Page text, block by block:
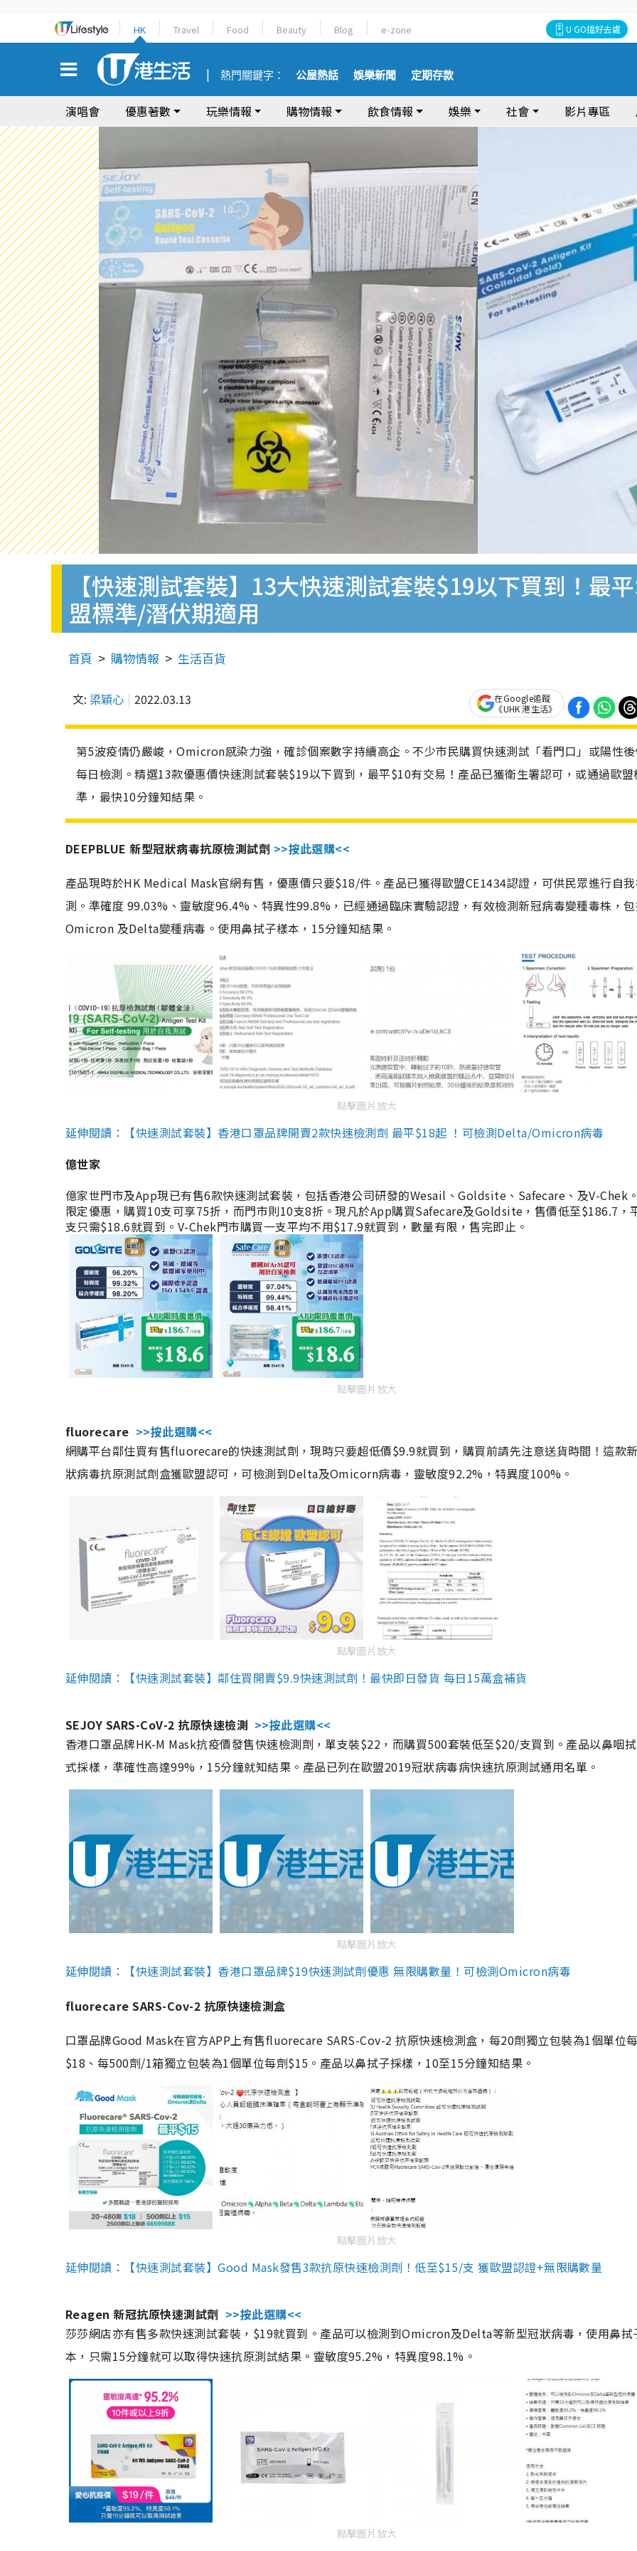
HK Travel Food Beauty Blog e-zone U GO搵好去處
熱門關鍵字： 公屋熱話 娛樂新聞 定期存款
演唱會 優惠著數 玩樂情報 購物情報 飲食情報 娛樂 社會 影片專區
【快速測試套裝】13大快速測試套裝$19以下買到！最
盟標準/潛伏期適用
首頁 購物情報 生活百貨
文: 梁穎心 2022.03.13
在Google追蹤
《UHK 港生活》
第5波疫情仍嚴峻，Omicron感染力強，確診個案數字持續高企。不少市民購買快速測試「看門口」或陽性
每日檢測。精選13款優惠價快速測試套裝$19以下買到，最平$10有交易！產品已獲衛生署認可，或通過歐盟
準，最快10分鐘知結果。
DEEPBLUE 新型冠狀病毒抗原檢測試劑 >>按此選購<<
產品現時於HK Medical Mask官網有售，優惠價只要$18/件。產品已獲得歐盟CE1434認證，可供民眾進行自
測。準確度 99.03%、靈敏度96.4%、特異性99.8%，已經通過臨床實驗認證，有效檢測新冠病毒變種毒株，
Omicron 及Delta變種病毒。使用鼻拭子樣本，15分鐘知結果。
點擊圖片放大
延伸閱讀：【快速測試套裝】香港口罩品牌開賣2款快速檢測劑 最平$18起 ！可檢測Delta/Omicron病毒
億世家
億家世門市及App現已有售6款快速測試套裝，包括香港公司研發的Wesail、Goldsite、Safecare、及V-Chek
限定優惠，購買10支可享75折，而門市則10支8折。現凡於App購買Safecare及Goldsite，售價低至$186.7，
支只需$18.6就買到。V-Chek門市購買一支平均不用$17.9就買到，數量有限，售完即止。
點擊圖片放大
fluorecare >>按此選購<<
網購平台鄰住買有售fluorecare的快速測試劑，現時只要超低價$9.9就買到，購買前請先注意送貨時間！這款
狀病毒抗原測試劑盒獲歐盟認可，可檢測到Delta及Omicorn病毒，靈敏度92.2%，特異度100%。
點擊圖片放大
延伸閱讀：【快速測試套裝】鄰住買開賣$9.9快速測試劑！最快即日發貨 每日15萬盒補貨
SEJOY SARS-CoV-2 抗原快速檢測 >>按此選購<<
香港口罩品牌HK-M Mask抗疫價發售快速檢測劑，單支裝$22，而購買500套裝低至$20/支買到。產品以鼻咽
式採樣，準確性高達99%，15分鐘就知結果。產品已列在歐盟2019冠狀病毒病快速抗原測試通用名單。
點擊圖片放大
延伸閱讀：【快速測試套裝】香港口罩品牌$19快速測試劑優惠 無限購數量！可檢測Omicron病毒
fluorecare SARS-Cov-2 抗原快速檢測盒
口罩品牌Good Mask在官方APP上有售fluorecare SARS-Cov-2 抗原快速檢測盒，每20劑獨立包裝為1個單位
$18、每500劑/1箱獨立包裝為1個單位每劑$15。產品以鼻拭子採樣，10至15分鐘知結果。
點擊圖片放大
延伸閱讀：【快速測試套裝】Good Mask發售3款抗原快速檢測劑！低至$15/支 獲歐盟認證+無限購數量
Reagen 新冠抗原快速測試劑 >>按此選購<<
莎莎網店亦有售多款快速測試套裝，$19就買到。產品可以檢測到Omicron及Delta等新型冠狀病毒，使用鼻拭
本，只需15分鐘就可以取得快速抗原測試結果。靈敏度95.2%，特異度98.1%。
點擊圖片放大